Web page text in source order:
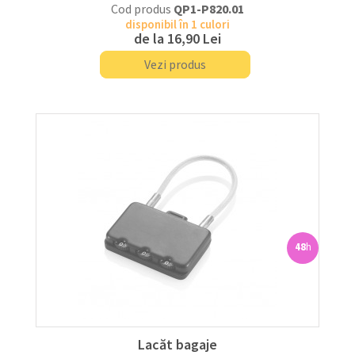
Cod produs QP1-P820.01
disponibil în 1 culori
de la 16,90 Lei
Vezi produs
48h
Lacăt bagaje